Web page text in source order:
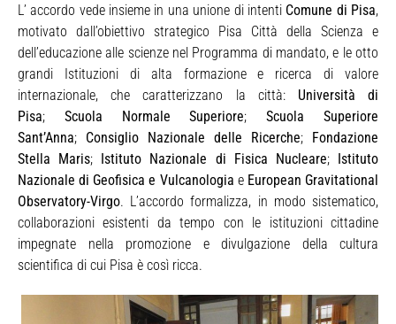
L’ accordo vede insieme in una unione di intenti Comune di Pisa,
motivato dall’obiettivo strategico Pisa Città della Scienza e
dell’educazione alle scienze nel Programma di mandato, e le otto
grandi Istituzioni di alta formazione e ricerca di valore
internazionale, che caratterizzano la città: Università di
Pisa; Scuola Normale Superiore;Scuola Superiore
Sant’Anna; Consiglio Nazionale delle Ricerche; Fondazione
Stella Maris; Istituto Nazionale di Fisica Nucleare; Istituto
Nazionale di Geofisica e Vulcanologia e European Gravitational
Observatory-Virgo. L’accordo formalizza, in modo sistematico,
collaborazioni esistenti da tempo con le istituzioni cittadine
impegnate nella promozione e divulgazione della cultura
scientifica di cui Pisa è così ricca.